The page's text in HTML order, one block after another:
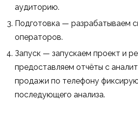
аудиторию.
Подготовка — разрабатываем
операторов.
Запуск — запускаем проект и
предоставляем отчёты с
продажи по телефону
последующего анализа.